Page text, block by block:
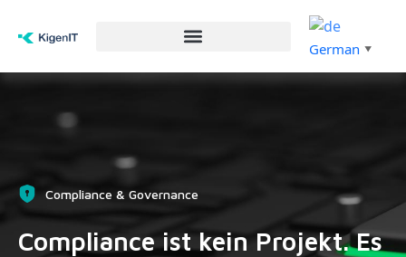
German ▼
Compliance & Governance
Compliance ist kein Projekt. Es